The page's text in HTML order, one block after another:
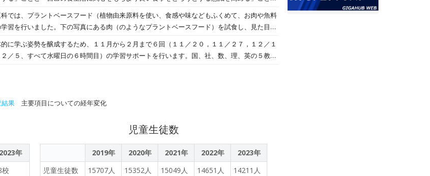
自分の課題を発見して、自ら解決策を考え、アウトプットに落とし込むまでのプロセスを体
電気情報工学科、建築科、電子機械科、環境土木科、工業化学科の5つの学科に所属する1年
回で構成され、第1回・第2回はオンライン、第3回・第4回は対面形式で実施した。 同校では
修も実施予定で、同社は生徒だけでなく、教職員にもAIリテラシーを広げ、授業設計や校務
、学校全体でのDX化を支援していく。 【授業の概要】 ■「第1回・第2回オンライン授業」（2
ンライン テーマ： ・「生成AIの基礎とChatGPTハンズオン学習」 ・「生成AIを活用したレポ
手分野の自己分析 ・苦手克服のための学習方法を生成AIと共に設計 ・AIを活用した自律的な
を考えつつ、自分で作れそうな献立を考えるのはなかなか難しそうですが、どのグループも活
に話し合う様子が見られました。「食べる」ことは「生きること」の基本です。今日の授業
生活にいかしていきましょう。
では、プラントベースフード（植物由来原料を使い、食感や味などもふくめて、お肉や魚料
習を行いました。下の写真にある肉（のようなプラントベースフード）を試食し、見た目や
プダンス、２年生はロックダンスに挑戦しています。体育館の壁面に大きく動画を映し、そ
ていました。
に学ぶ姿勢を醸成するため、１１月から２月まで６回（１１／２０，１１／２７，１２／１
／５、すべて水曜日の６時間目）の学習サポートを行います。国、社、数、理、英の５教科
中、それぞれのペースで集中して学習に取り組む様子が見られました。
果 主要項目についての経年変化
2023年
校
児童生徒数
2019年 2020年 2021年 2022年
2023年
児童生徒数
15707人 15352人 15049人 14651人 14211人